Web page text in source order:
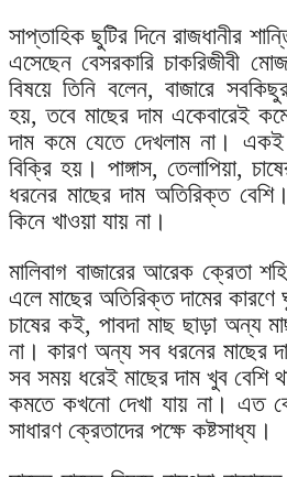
সাপ্তাহিক ছুটির দিনে রাজধানীর
এসেছেন বেসরকারি চাকরিজীবী
বিষয়ে তিনি বলেন, বাজারে
হয়, তবে মাছের দাম একেবারেই
দাম কমে যেতে দেখলাম না।
বিক্রি হয়। পাঙ্গাস, তেলাপিয়া,
ধরনের মাছের দাম অতিরিক্ত
কিনে খাওয়া যায় না।
মালিবাগ বাজারের আরেক ক্রেতা
এলে মাছের অতিরিক্ত দামের কারণে
চাষের কই, পাবদা মাছ ছাড়া অন্য
না। কারণ অন্য সব ধরনের মাছের
সব সময় ধরেই মাছের দাম খুব বেশি
কমতে কখনো দেখা যায় না। এত
সাধারণ ক্রেতাদের পক্ষে কষ্টসাধ্য।